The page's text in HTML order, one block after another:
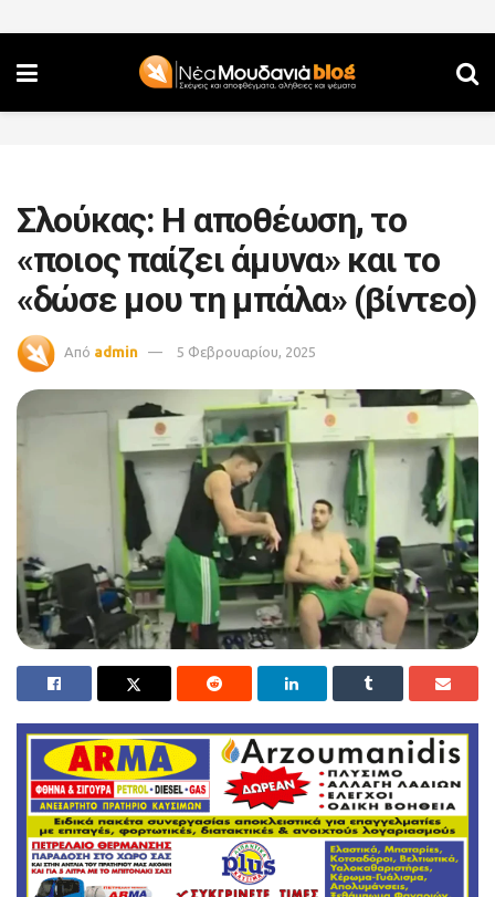
Σλούκας: Η αποθέωση, το
«ποιος παίζει άμυνα» και το
«δώσε μου τη μπάλα» (βίντεο)
Από admin 5 Φεβρουαρίου, 2025